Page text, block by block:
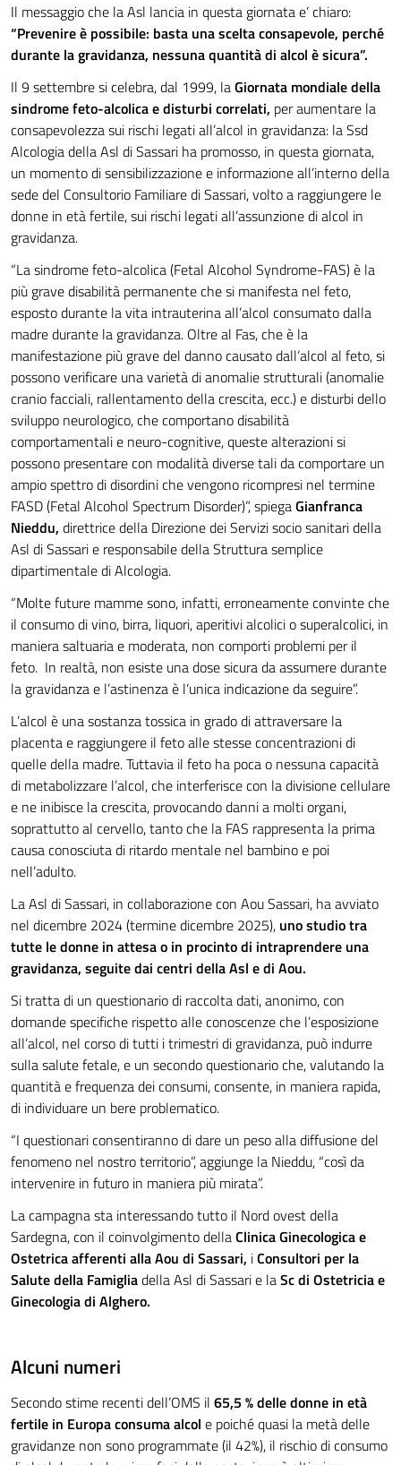
Il messaggio che la Asl lancia in questa giornata e’ chiaro:
“Prevenire è possibile: basta una scelta consapevole, perché
durante la gravidanza, nessuna quantità di alcol è sicura”.
Il 9 settembre si celebra, dal 1999, laGiornata mondiale della
sindrome feto-alcolica e disturbi correlati, per aumentare la
consapevolezza sui rischi legati all’alcol in gravidanza: la Ssd
Alcologia della Asl di Sassari ha promosso, in questa giornata,
un momento di sensibilizzazione e informazione all’interno della
sede del Consultorio Familiare di Sassari, volto a raggiungere le
donne in età fertile, sui rischi legati all’assunzione di alcol in
gravidanza.
“La sindrome feto-alcolica (Fetal Alcohol Syndrome-FAS) è la
più grave disabilità permanente che si manifesta nel feto,
esposto durante la vita intrauterina all’alcol consumato dalla
madre durante la gravidanza. Oltre al Fas, che è la
manifestazione più grave del danno causato dall’alcol al feto, si
possono verificare una varietà di anomalie strutturali (anomalie
cranio facciali, rallentamento della crescita, ecc.) e disturbi dello
sviluppo neurologico, che comportano disabilità
comportamentali e neuro-cognitive, queste alterazioni si
possono presentare con modalità diverse tali da comportare un
ampio spettro di disordini che vengono ricompresi nel termine
FASD (Fetal Alcohol Spectrum Disorder)”, spiegaGianfranca
Nieddu, direttrice della Direzione dei Servizi socio sanitari della
Asl di Sassari e responsabile della Struttura semplice
dipartimentale di Alcologia.
“Molte future mamme sono, infatti, erroneamente convinte che
il consumo di vino, birra, liquori, aperitivi alcolici o superalcolici, in
maniera saltuaria e moderata, non comporti problemi per il
feto. In realtà, non esiste una dose sicura da assumere durante
la gravidanza e l’astinenza è l’unica indicazione da seguire”.
L’alcol è una sostanza tossica in grado di attraversare la
placenta e raggiungere il feto alle stesse concentrazioni di
quelle della madre. Tuttavia il feto ha poca o nessuna capacità
di metabolizzare l’alcol, che interferisce con la divisione cellulare
e ne inibisce la crescita, provocando danni a molti organi,
soprattutto al cervello, tanto che la FAS rappresenta la prima
causa conosciuta di ritardo mentale nel bambino e poi
nell’adulto.
La Asl di Sassari, in collaborazione con Aou Sassari, ha avviato
nel dicembre 2024 (termine dicembre 2025), uno studio tra
tutte le donne in attesa o in procinto di intraprendere una
gravidanza, seguite dai centri della Asl e di Aou.
Si tratta di un questionario di raccolta dati, anonimo, con
domande specifiche rispetto alle conoscenze che l’esposizione
all’alcol, nel corso di tutti i trimestri di gravidanza, può indurre
sulla salute fetale, e un secondo questionario che, valutando la
quantità e frequenza dei consumi, consente, in maniera rapida,
di individuare un bere problematico.
“I questionari consentiranno di dare un peso alla diffusione del
fenomeno nel nostro territorio”, aggiunge la Nieddu, “così da
intervenire in futuro in maniera più mirata”.
La campagna sta interessando tutto il Nord ovest della
Sardegna, con il coinvolgimento dellaClinica Ginecologica e
Ostetrica afferenti alla Aou di Sassari, iConsultori per la
Salute della Famigliadella Asl di Sassari e laSc di Ostetricia e
Ginecologia di Alghero.
Alcuni numeri
Secondo stime recenti dell’OMS il 65,5 % delle donne in età
fertile in Europa consuma alcol e poiché quasi la metà delle
gravidanze non sono programmate (il 42%), il rischio di consumo